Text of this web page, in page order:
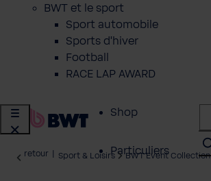
BWT et le sport
Sport automobile
Sports d'hiver
Football
RACE LAP AWARD
Shop
Particuliers
retour Sport & Loisirs BWT Event Collection